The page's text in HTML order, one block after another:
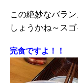
この絶妙なバラ
しょうかね～スゴ
完食ですよ！！